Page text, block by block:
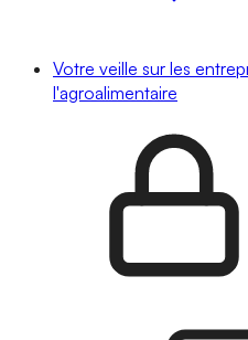
Votre veille sur les
l'agroalimentaire